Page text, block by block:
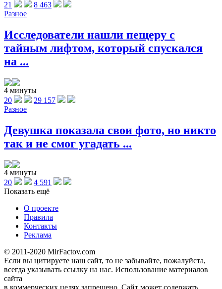
21
8 463
Разное
Исследователи нашли пещеру с
тайным лифтом, который спускался
на ...
4 минуты
20
29 157
Разное
Девушка показала свои фото, но никто
так и не смог угадать ...
4 минуты
20
4 591
Показать ещё
О проекте
Правила
Контакты
Реклама
© 2011-2020 MirFactov.com
Если вы цитируете наш сайт, то не забывайте, пожалуйста,
всегда указывать ссылку на нас. Использование материалов
сайта